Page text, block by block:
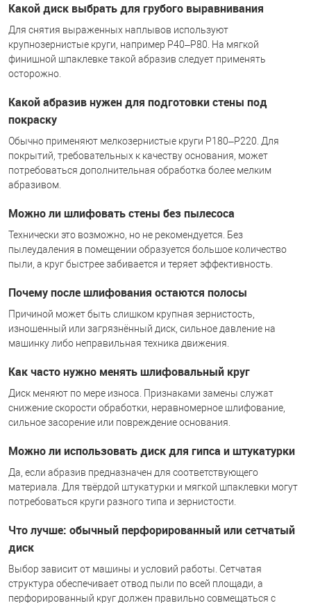
Какой диск выбрать для грубого выравнивания
Для снятия выраженных наплывов используют
крупнозернистые круги, например P40–P80. На мягкой
финишной шпаклевке такой абразив следует применять
осторожно.
Какой абразив нужен для подготовки стены под
покраску
Обычно применяют мелкозернистые круги P180–P220. Для
покрытий, требовательных к качеству основания, может
потребоваться дополнительная обработка более мелким
абразивом.
Можно ли шлифовать стены без пылесоса
Технически это возможно, но не рекомендуется. Без
пылеудаления в помещении образуется большое количество
пыли, а круг быстрее забивается и теряет эффективность.
Почему после шлифования остаются полосы
Причиной может быть слишком крупная зернистость,
изношенный или загрязнённый диск, сильное давление на
машинку либо неправильная техника движения.
Как часто нужно менять шлифовальный круг
Диск меняют по мере износа. Признаками замены служат
снижение скорости обработки, неравномерное шлифование,
сильное засорение или повреждение основания.
Можно ли использовать диск для гипса и штукатурки
Да, если абразив предназначен для соответствующего
материала. Для твёрдой штукатурки и мягкой шпаклевки могут
потребоваться круги разного типа и зернистости.
Что лучше: обычный перфорированный или сетчатый
диск
Выбор зависит от машины и условий работы. Сетчатая
структура обеспечивает отвод пыли по всей площади, а
перфорированный круг должен правильно совмещаться с